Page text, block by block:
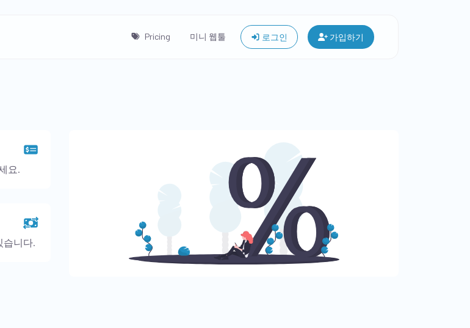
Pricing 미니 웹툴 로그인 가입하기
요.
습니다.